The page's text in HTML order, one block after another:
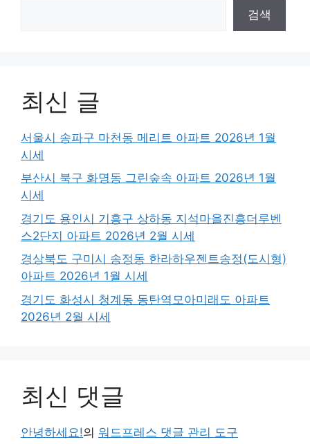
검색
최신 글
서울시 송파구 마천동 메리트 아파트 2026년 1월
시세
부산시 북구 화명동 그린숲속 아파트 2026년 1월
시세
경기도 용인시 기흥구 상하동 지석마을진흥더루벤
스2단지 아파트 2026년 2월 시세
경상북도 구미시 송정동 한라하우젠트송정(도시형)
아파트 2026년 1월 시세
경기도 화성시 청계동 동탄역모아미래도 아파트
2026년 2월 시세
최신 댓글
안녕하세요!의 워드프레스 댓글 관리 도구